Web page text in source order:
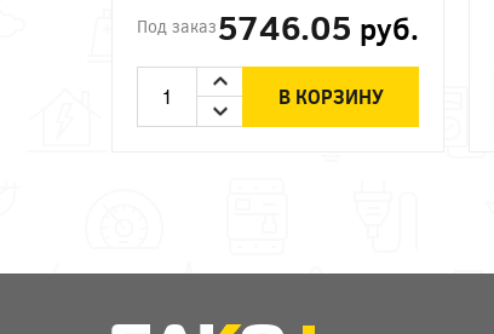
Под заказ5746.05 руб.
В КОРЗИНУ